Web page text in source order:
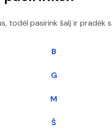
todėl pasirink šalį ir pradėk
B
G
M
Š